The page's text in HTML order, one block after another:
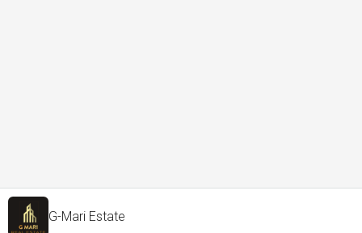
G-Mari Estate